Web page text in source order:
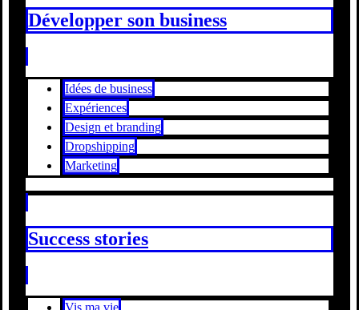
Développer son business
Idées de business
Expériences
Design et branding
Dropshipping
Marketing
Success stories
Vis ma vie